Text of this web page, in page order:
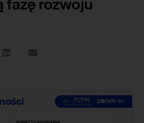
fazę rozwoju